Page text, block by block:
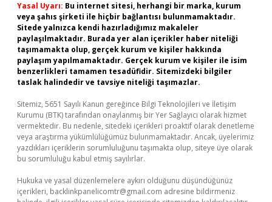
Yasal Uyarı: Bu internet sitesi, herhangi bir marka, kurum
veya şahıs şirketi ile hiçbir bağlantısı bulunmamaktadır.
Sitede yalnızca kendi hazırladığımız makaleler
paylaşılmaktadır. Burada yer alan içerikler haber niteliği
taşımamakta olup, gerçek kurum ve kişiler hakkında
paylaşım yapılmamaktadır. Gerçek kurum ve kişiler ile isim
benzerlikleri tamamen tesadüfidir. Sitemizdeki bilgiler
taslak halindedir ve tavsiye niteliği taşımazlar.
Sitemiz, 5651 Sayılı Kanun gereğince Bilgi Teknolojileri ve İletişim
Kurumu (BTK) tarafından onaylanmış bir Yer Sağlayıcı olarak hizmet
vermektedir. Bu nedenle, sitedeki içerikleri proaktif olarak denetleme
veya araştırma yükümlülüğümüz bulunmamaktadır. Ancak, üyelerimiz
yazdıkları içeriklerin sorumluluğunu taşımakta olup, siteye üye olarak
bu sorumluluğu kabul etmiş sayılırlar.
Hukuka ve yasal düzenlemelere aykırı olduğunu düşündüğünüz
içerikleri, backlinkpanelicomtr@gmail.com adresine bildirmeniz